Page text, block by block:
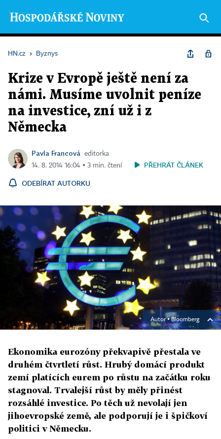
HN.cz › Byznys
Krize v Evropě ještě není za
námi. Musíme uvolnit peníze
na investice, zní už i z
Německa
Pavla Francová
editorka
14. 8. 2014 16:04 ▪ 3 min. čtení
PŘEHRÁT ČLÁNEK
ODEBÍRAT AUTORKU
Autor ▪Bloomberg
Ekonomika eurozóny překvapivě přestala ve
druhém čtvrtletí růst. Hrubý domácí produkt
zemí platících eurem po růstu na začátku roku
stagnoval. Trvalejší růst by měly přinést
rozsáhlé investice. Po těch už nevolají jen
jihoevropské země, ale podporují je i špičkoví
politici v Německu.